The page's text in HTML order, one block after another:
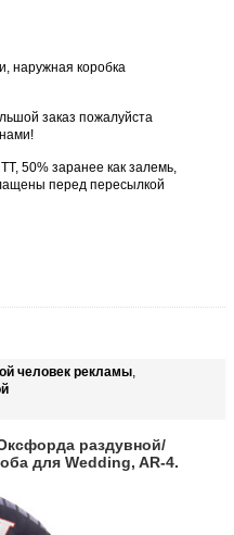
наружная коробка
заказ пожалуйста
50% заранее как залемь,
перед пересылкой
человек рекламы,
раздувной/
для Wedding, AR-4.